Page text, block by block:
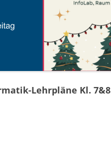
Lehrpläne Kl. 7&8